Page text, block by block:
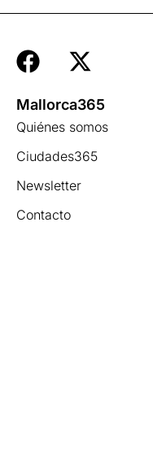
Mallorca365
Quiénes somos
Ciudades365
Newsletter
Contacto